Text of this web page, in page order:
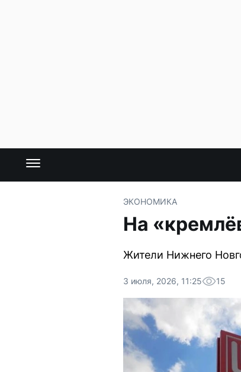
ЭКОНОМИКА
На
Жители Нижнего
3 июля, 2026, 11:25 15